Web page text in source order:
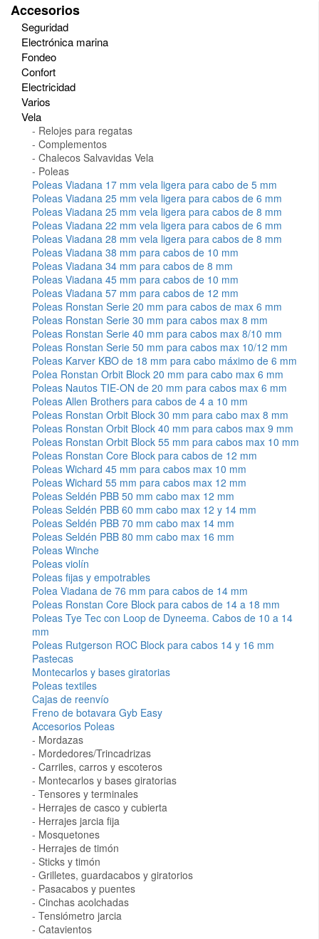
Accesorios
Seguridad
Electrónica marina
Fondeo
Confort
Electricidad
Varios
Vela
Relojes para regatas
Complementos
Chalecos Salvavidas Vela
Poleas
Poleas Viadana 17 mm vela ligera para cabo de 5 mm
Poleas Viadana 25 mm vela ligera para cabos de 6 mm
Poleas Viadana 25 mm vela ligera para cabos de 8 mm
Poleas Viadana 22 mm vela ligera para cabos de 6 mm
Poleas Viadana 28 mm vela ligera para cabos de 8 mm
Poleas Viadana 38 mm para cabos de 10 mm
Poleas Viadana 34 mm para cabos de 8 mm
Poleas Viadana 45 mm para cabos de 10 mm
Poleas Viadana 57 mm para cabos de 12 mm
Poleas Ronstan Serie 20 mm para cabos de max 6 mm
Poleas Ronstan Serie 30 mm para cabos max 8 mm
Poleas Ronstan Serie 40 mm para cabos max 8/10 mm
Poleas Ronstan Serie 50 mm para cabos max 10/12 mm
Poleas Karver KBO de 18 mm para cabo máximo de 6 mm
Polea Ronstan Orbit Block 20 mm para cabo max 6 mm
Poleas Nautos TIE-ON de 20 mm para cabos max 6 mm
Poleas Allen Brothers para cabos de 4 a 10 mm
Poleas Ronstan Orbit Block 30 mm para cabo max 8 mm
Poleas Ronstan Orbit Block 40 mm para cabos max 9 mm
Poleas Ronstan Orbit Block 55 mm para cabos max 10 mm
Poleas Ronstan Core Block para cabos de 12 mm
Poleas Wichard 45 mm para cabos max 10 mm
Poleas Wichard 55 mm para cabos max 12 mm
Poleas Seldén PBB 50 mm cabo max 12 mm
Poleas Seldén PBB 60 mm cabo max 12 y 14 mm
Poleas Seldén PBB 70 mm cabo max 14 mm
Poleas Seldén PBB 80 mm cabo max 16 mm
Poleas Winche
Poleas violín
Poleas fijas y empotrables
Polea Viadana de 76 mm para cabos de 14 mm
Poleas Ronstan Core Block para cabos de 14 a 18 mm
Poleas Tye Tec con Loop de Dyneema. Cabos de 10 a 14
mm
Poleas Rutgerson ROC Block para cabos 14 y 16 mm
Pastecas
Montecarlos y bases giratorias
Poleas textiles
Cajas de reenvío
Freno de botavara Gyb Easy
Accesorios Poleas
Mordazas
Mordedores/Trincadrizas
Carriles, carros y escoteros
Montecarlos y bases giratorias
Tensores y terminales
Herrajes de casco y cubierta
Herrajes jarcia fija
Mosquetones
Herrajes de timón
Sticks y timón
Grilletes, guardacabos y giratorios
Pasacabos y puentes
Cinchas acolchadas
Tensiómetro jarcia
Catavientos